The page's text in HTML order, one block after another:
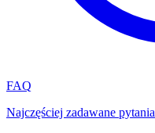
FAQ
Najczęściej zadawane pytania